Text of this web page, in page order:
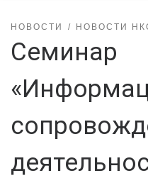
НОВОСТИ НОВОСТИ
Семинар